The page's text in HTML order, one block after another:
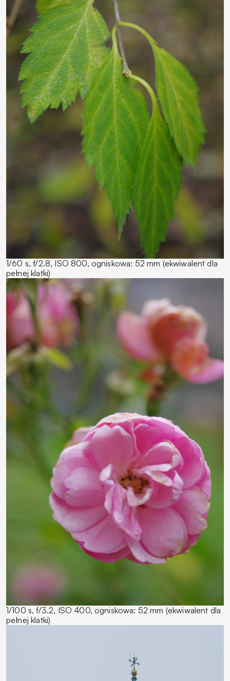
1/60 s, f/2.8, ISO 800, ogniskowa: 52 mm (ekwiwalent dla
pełnej klatki)
1/100 s, f/3.2, ISO 400, ogniskowa: 52 mm (ekwiwalent dla
pełnej klatki)